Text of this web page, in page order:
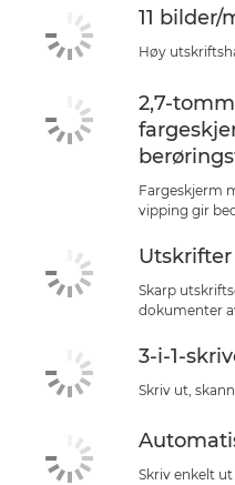
KJØP BLEKK
11
Høy
2,7-
Fargeskjerm
vipping gir
Skarp
dokumenter
3-i-1-
Skriv ut,
Skriv enkelt